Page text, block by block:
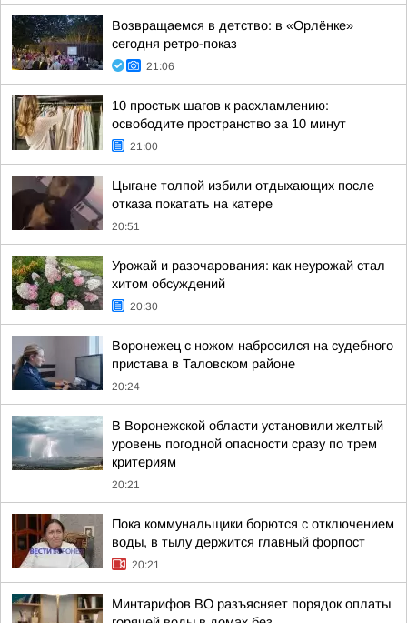
Возвращаемся в детство: в «Орлёнке»
сегодня ретро-показ
21:06
10 простых шагов к расхламлению:
освободите пространство за 10 минут
21:00
Цыгане толпой избили отдыхающих после
отказа покатать на катере
20:51
Урожай и разочарования: как неурожай стал
хитом обсуждений
20:30
Воронежец с ножом набросился на судебного
пристава в Таловском районе
20:24
В Воронежской области установили желтый
уровень погодной опасности сразу по трем
критериям
20:21
Пока коммунальщики борются с отключением
воды, в тылу держится главный форпост
20:21
Минтарифов ВО разъясняет порядок оплаты